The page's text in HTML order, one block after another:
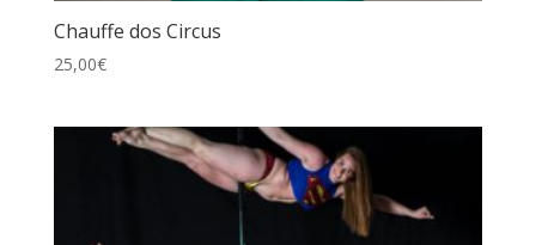
Chauffe dos Circus
25,00€